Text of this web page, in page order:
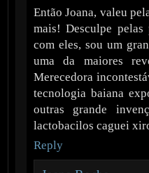
Então Joana, valeu
mais! Desculpe
com eles, sou um
uma da maiores
Merecedora
tecnologia baiana
outras grande
lactobacilos caguei
Reply